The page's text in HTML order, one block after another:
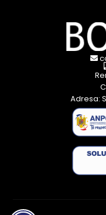
Adresa: